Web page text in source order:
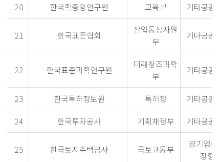
20 한국학중앙연구원 교육부 기타공공
21 한국표준협회
산업통상자원
부
기타공공
22 한국표준과학연구원
미래창조과학
부
기타공공
23 한국특허정보원 특허청
기타공공
24
한국투자공사 기획재정부 기타공공
25 한국토지주택공사 국토교통부
공기업(
장형)